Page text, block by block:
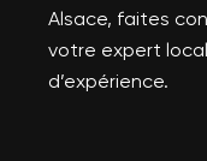
Alsace, faites
votre expert
d’expérience.